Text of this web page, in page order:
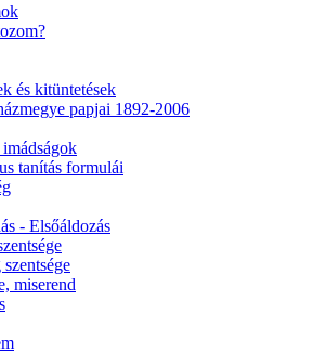
és kitüntetések
papjai 1892-2006
tanítás formulái
- Elsőáldozás
szentsége
miserend